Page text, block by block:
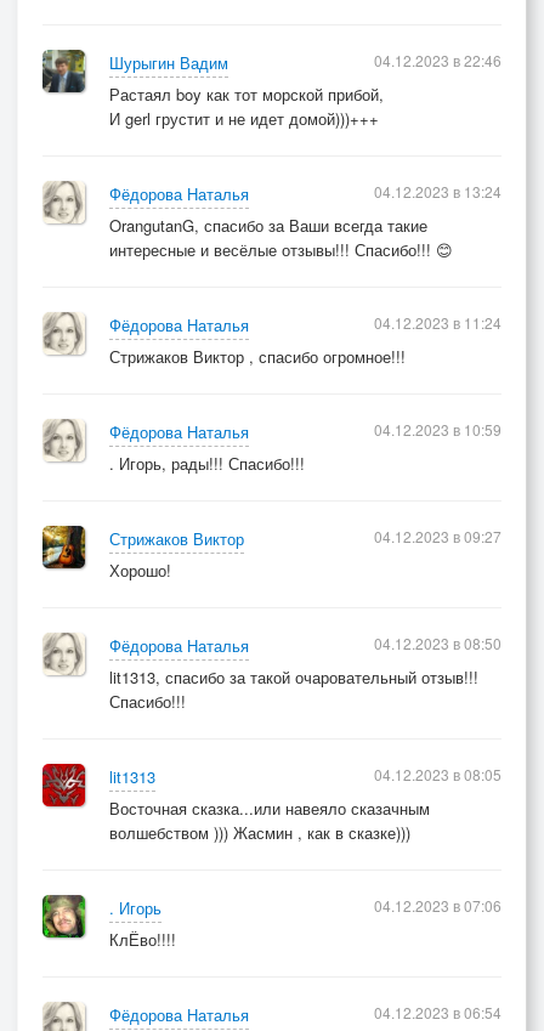
Шурыгин Вадим
Растаял boy как тот морской прибой,
И gerl грустит и не идет домой)))+++
04.12.2023 в 22:46
Фёдорова Наталья
OrangutanG, спасибо за Ваши всегда такие
интересные и весёлые отзывы!!! Спасибо!!! 😊
04.12.2023 в 13:24
Фёдорова Наталья
Стрижаков Виктор , спасибо огромное!!!
04.12.2023 в 11:24
Фёдорова Наталья
. Игорь, рады!!! Спасибо!!!
04.12.2023 в 10:59
Стрижаков Виктор
Хорошо!
04.12.2023 в 09:27
Фёдорова Наталья
lit1313, спасибо за такой очаровательный отзыв!!!
Спасибо!!!
04.12.2023 в 08:50
lit1313
Восточная сказка...или навеяло сказачным
волшебством ))) Жасмин , как в сказке)))
04.12.2023 в 08:05
. Игорь
КлЁво!!!!
04.12.2023 в 07:06
Фёдорова Наталья 04.12.2023 в 06:54